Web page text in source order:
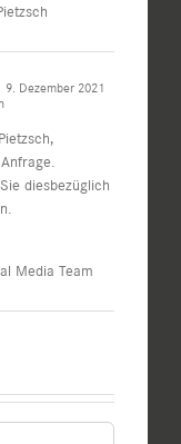
9. Dezember 2021
diesbezüglich
Media Team